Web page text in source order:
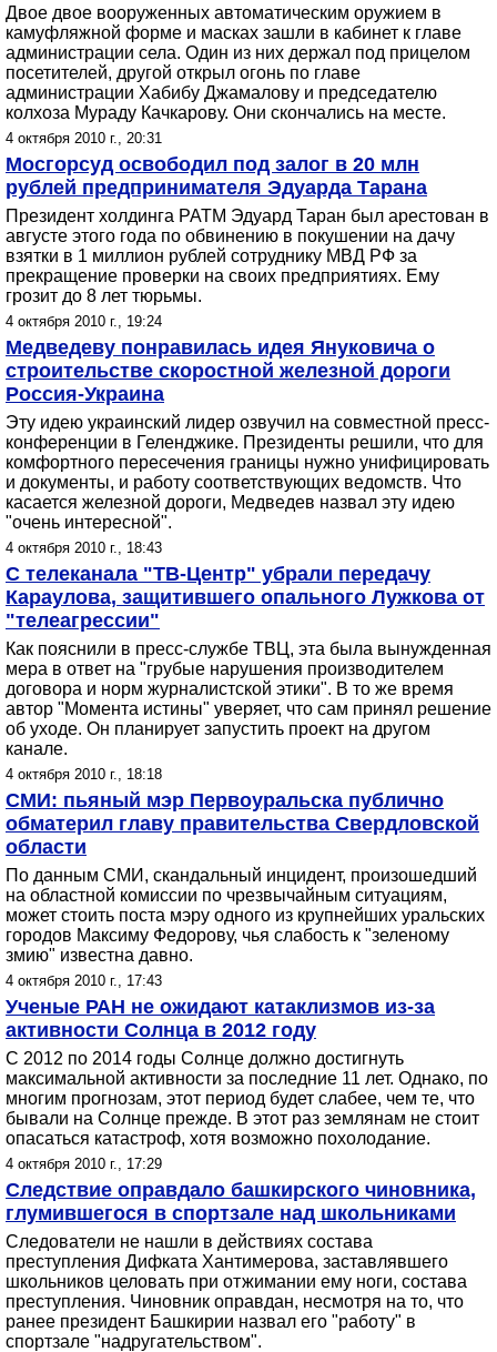
Двое двое вооруженных автоматическим оружием в
камуфляжной форме и масках зашли в кабинет к главе
администрации села. Один из них держал под прицелом
посетителей, другой открыл огонь по главе
администрации Хабибу Джамалову и председателю
колхоза Мураду Качкарову. Они скончались на месте.
4 октября 2010 г., 20:31
Мосгорсуд освободил под залог в 20 млн
рублей предпринимателя Эдуарда Тарана
Президент холдинга РАТМ Эдуард Таран был арестован в
августе этого года по обвинению в покушении на дачу
взятки в 1 миллион рублей сотруднику МВД РФ за
прекращение проверки на своих предприятиях. Ему
грозит до 8 лет тюрьмы.
4 октября 2010 г., 19:24
Медведеву понравилась идея Януковича о
строительстве скоростной железной дороги
Россия-Украина
Эту идею украинский лидер озвучил на совместной пресс-
конференции в Геленджике. Президенты решили, что для
комфортного пересечения границы нужно унифицировать
и документы, и работу соответствующих ведомств. Что
касается железной дороги, Медведев назвал эту идею
"очень интересной".
4 октября 2010 г., 18:43
С телеканала "ТВ-Центр" убрали передачу
Караулова, защитившего опального Лужкова от
"телеагрессии"
Как пояснили в пресс-службе ТВЦ, эта была вынужденная
мера в ответ на "грубые нарушения производителем
договора и норм журналистской этики". В то же время
автор "Момента истины" уверяет, что сам принял решение
об уходе. Он планирует запустить проект на другом
канале.
4 октября 2010 г., 18:18
СМИ: пьяный мэр Первоуральска публично
обматерил главу правительства Свердловской
области
По данным СМИ, скандальный инцидент, произошедший
на областной комиссии по чрезвычайным ситуациям,
может стоить поста мэру одного из крупнейших уральских
городов Максиму Федорову, чья слабость к "зеленому
змию" известна давно.
4 октября 2010 г., 17:43
Ученые РАН не ожидают катаклизмов из-за
активности Солнца в 2012 году
С 2012 по 2014 годы Солнце должно достигнуть
максимальной активности за последние 11 лет. Однако, по
многим прогнозам, этот период будет слабее, чем те, что
бывали на Солнце прежде. В этот раз землянам не стоит
опасаться катастроф, хотя возможно похолодание.
4 октября 2010 г., 17:29
Следствие оправдало башкирского чиновника,
глумившегося в спортзале над школьниками
Следователи не нашли в действиях состава
преступления Дифката Хантимерова, заставлявшего
школьников целовать при отжимании ему ноги, состава
преступления. Чиновник оправдан, несмотря на то, что
ранее президент Башкирии назвал его "работу" в
спортзале "надругательством".